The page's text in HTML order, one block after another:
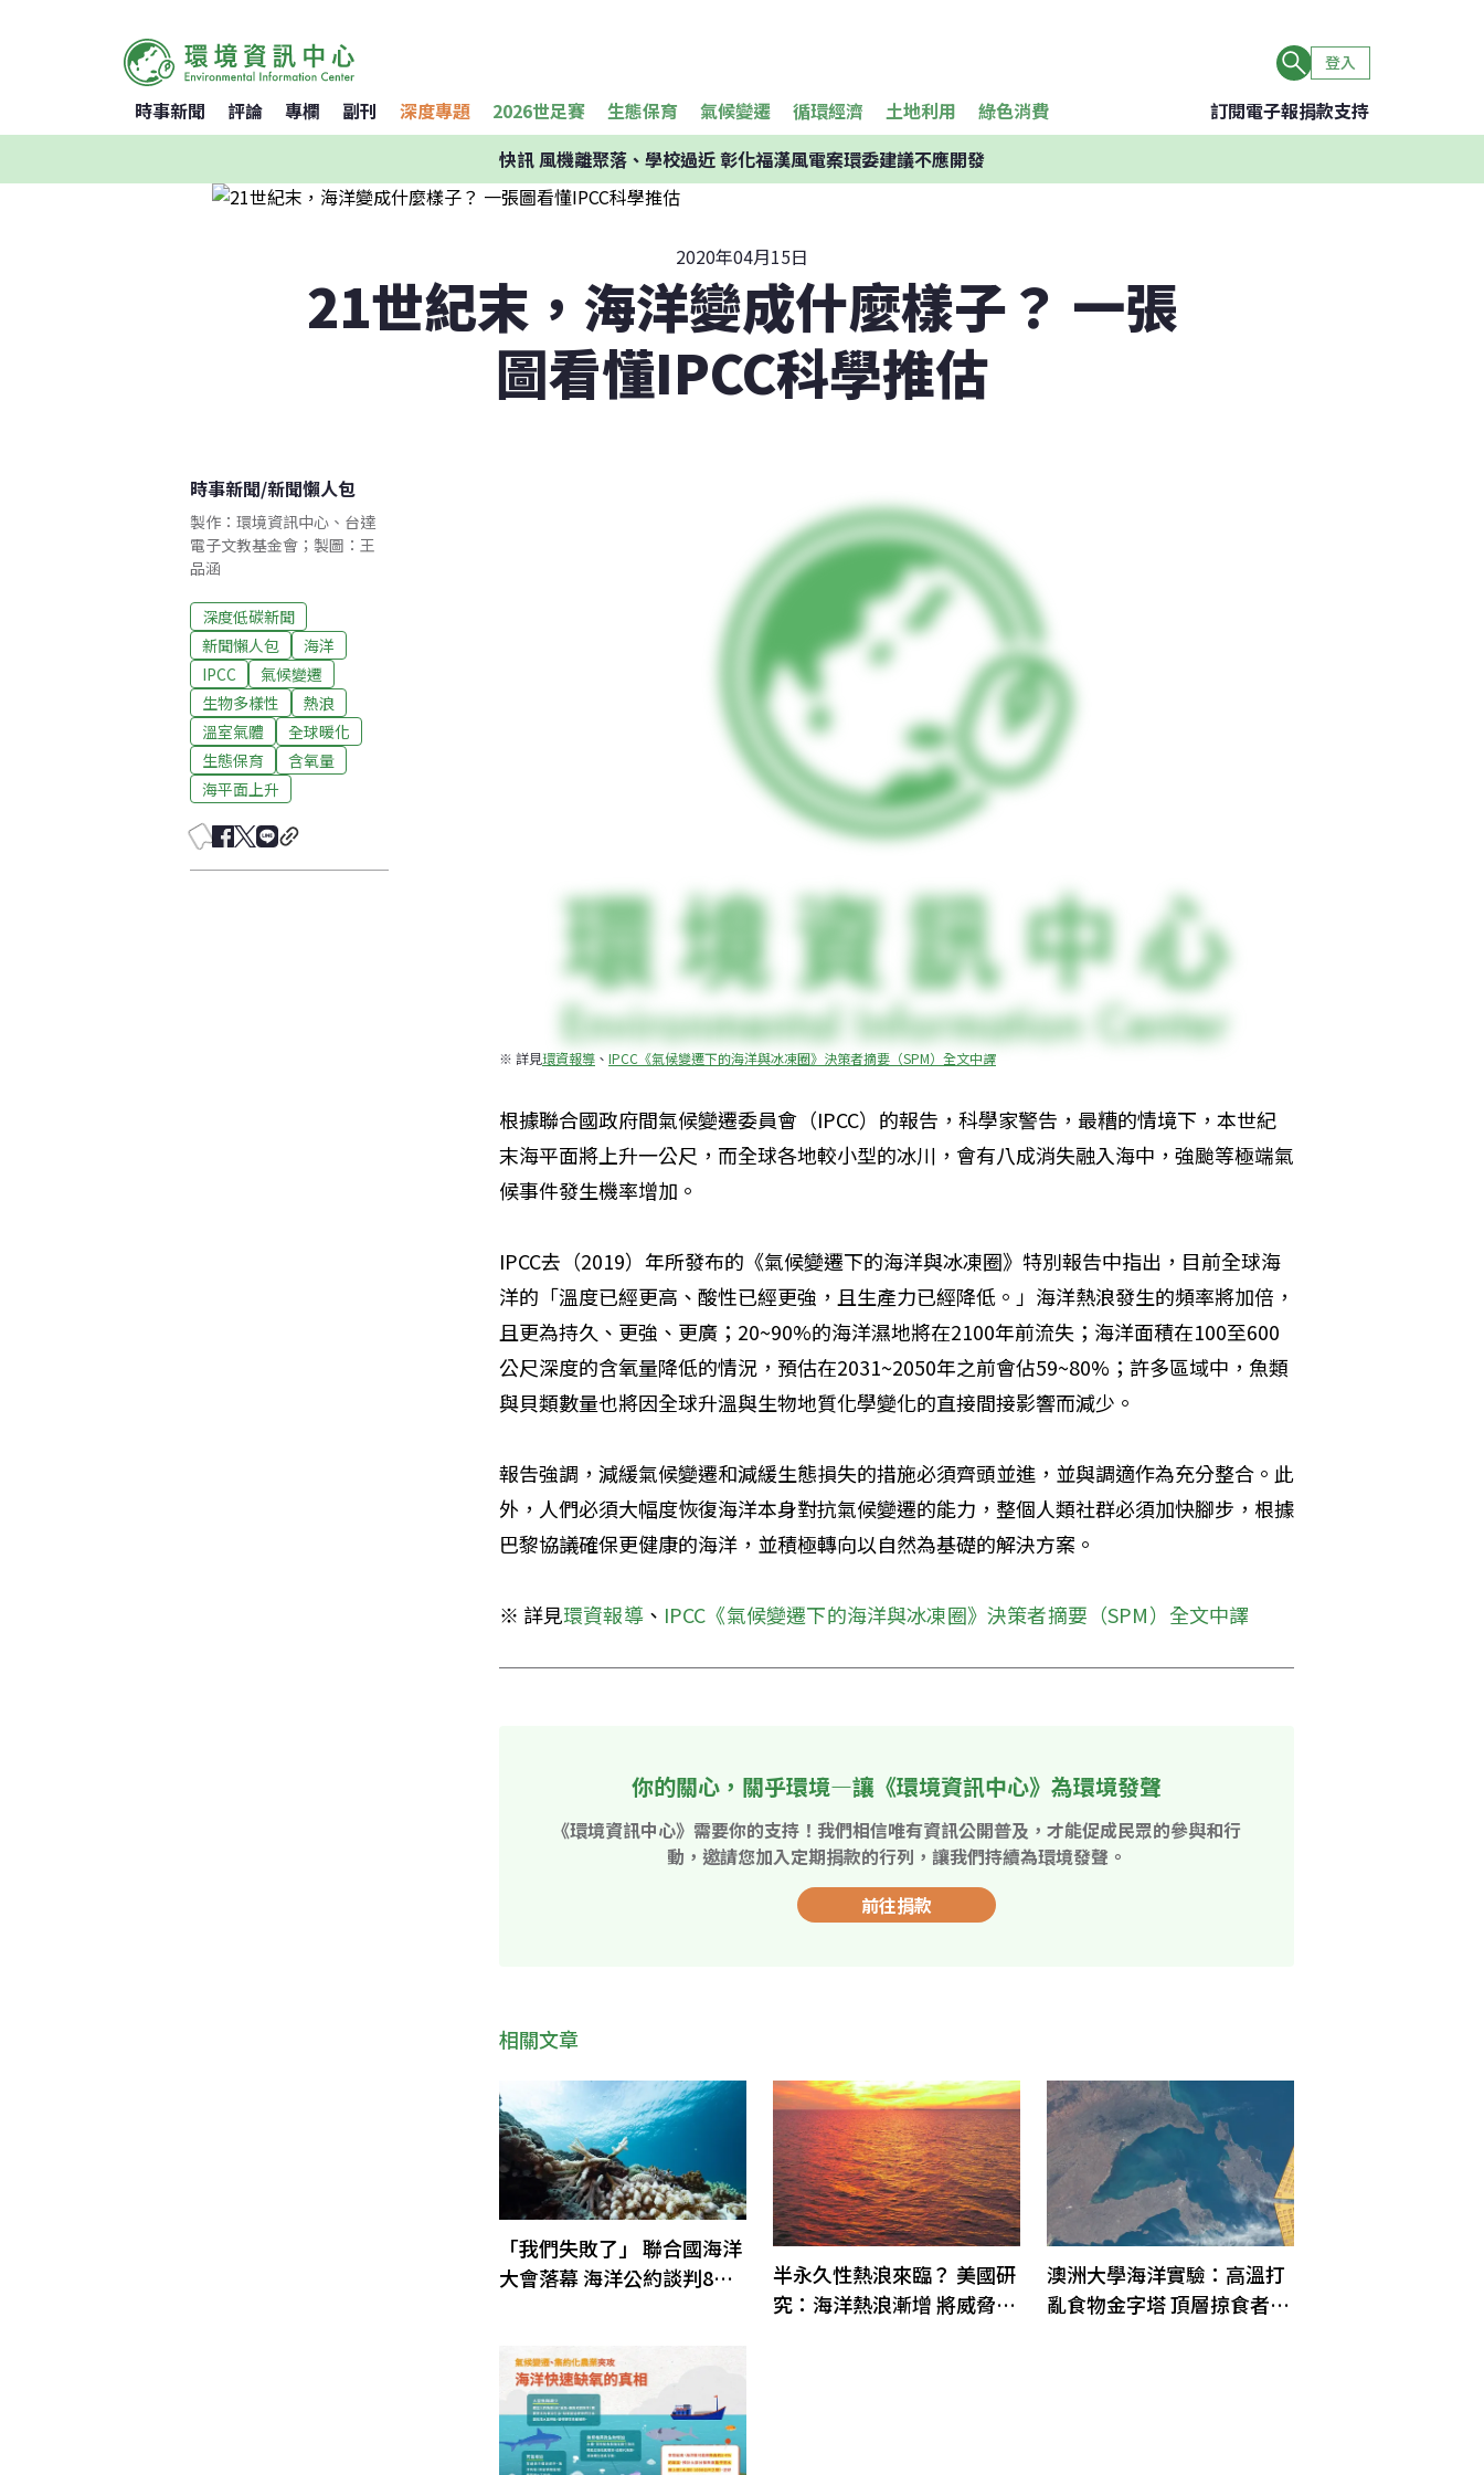
登入
時事新聞 評論 專欄 副刊 深度專題 2026世足賽 生態保育 氣候變遷 循環經濟 土地利用 綠色消費 訂閱電子報捐款支持
快訊風機離聚落、學校過近 彰化福漢風電案環委建議不應開發
2020年04月15日
21世紀末，海洋變成什麼樣子？ 一張
圖看懂IPCC科學推估
時事新聞/新聞懶人包
製作：環境資訊中心、台達
電子文教基金會；製圖：王
品涵
深度低碳新聞
新聞懶人包
海洋
IPCC
氣候變遷
生物多樣性
熱浪
溫室氣體
全球暖化
生態保育
含氧量
海平面上升
※ 詳見環資報導 、 IPCC《氣候變遷下的海洋與冰凍圈》決策者摘要（SPM）全文中譯
根據聯合國政府間氣候變遷委員會（IPCC）的報告，科學家警告，最糟的情境下，本世紀
末海平面將上升一公尺，而全球各地較小型的冰川，會有八成消失融入海中，強颱等極端氣
候事件發生機率增加。
IPCC去（2019）年所發布的《氣候變遷下的海洋與冰凍圈》特別報告中指出，目前全球海
洋的「溫度已經更高、酸性已經更強，且生產力已經降低。」海洋熱浪發生的頻率將加倍，
且更為持久、更強、更廣；20~90%的海洋濕地將在2100年前流失；海洋面積在100至600
公尺深度的含氧量降低的情況，預估在2031~2050年之前會佔59~80%；許多區域中，魚類
與貝類數量也將因全球升溫與生物地質化學變化的直接間接影響而減少。
報告強調，減緩氣候變遷和減緩生態損失的措施必須齊頭並進，並與調適作為充分整合。此
外，人們必須大幅度恢復海洋本身對抗氣候變遷的能力，整個人類社群必須加快腳步，根據
巴黎協議確保更健康的海洋，並積極轉向以自然為基礎的解決方案。
※ 詳見環資報導 、 IPCC《氣候變遷下的海洋與冰凍圈》決策者摘要（SPM）全文中譯
你的關心，關乎環境—讓《環境資訊中心》為環境發聲
《環境資訊中心》需要你的支持！我們相信唯有資訊公開普及，才能促成民眾的參與和行
動，邀請您加入定期捐款的行列，讓我們持續為環境發聲。
前往捐款
相關文章
「我們失敗了」 聯合國海洋
大會落幕 海洋公約談判8月
半永久性熱浪來臨？ 美國研
究：海洋熱浪漸增 將威脅沿
澳洲大學海洋實驗：高溫打
亂食物金字塔 頂層掠食者潰